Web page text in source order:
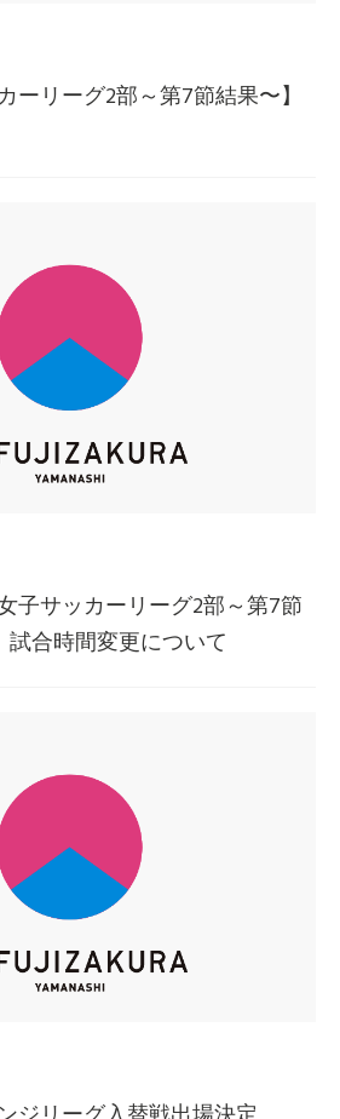
ーリーグ2部～第7節結果〜】
子サッカーリーグ2部～第7節
合時間変更について